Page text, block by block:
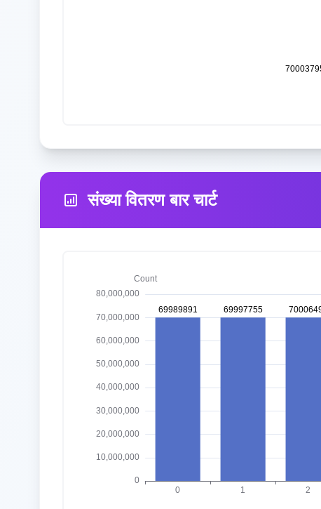
संख्या वितरण बार चार्ट